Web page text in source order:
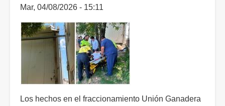
Mar, 04/08/2026 - 15:11
Los hechos en el fraccionamiento Unión Ganadera